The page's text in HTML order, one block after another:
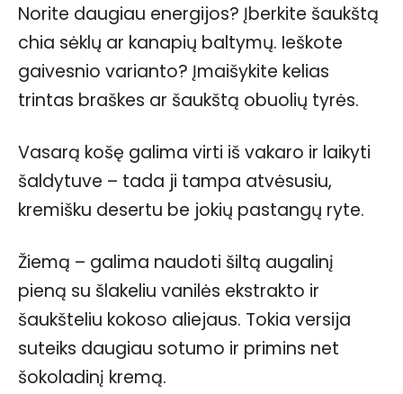
Norite daugiau energijos? Įberkite šaukštą
chia sėklų ar kanapių baltymų. Ieškote
gaivesnio varianto? Įmaišykite kelias
trintas braškes ar šaukštą obuolių tyrės.
Vasarą košę galima virti iš vakaro ir laikyti
šaldytuve – tada ji tampa atvėsusiu,
kremišku desertu be jokių pastangų ryte.
Žiemą – galima naudoti šiltą augalinį
pieną su šlakeliu vanilės ekstrakto ir
šaukšteliu kokoso aliejaus. Tokia versija
suteiks daugiau sotumo ir primins net
šokoladinį kremą.